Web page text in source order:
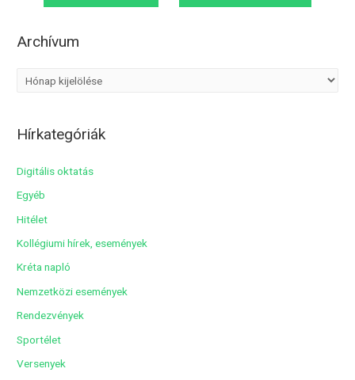
navigáció
Archívum
h
m
Hírkategóriák
Digitális oktatás
Egyéb
Hitélet
Kollégiumi hírek, események
Kréta napló
Nemzetközi események
Rendezvények
Sportélet
Versenyek